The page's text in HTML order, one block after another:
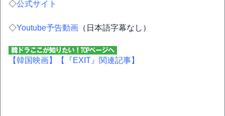
◇公式サイト
◇Youtube予告動画 （日本語字幕なし）
【韓国映画】 【『EXIT』関連記事】